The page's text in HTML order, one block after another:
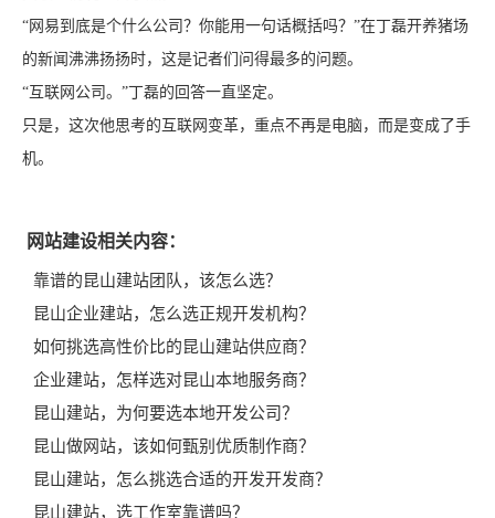
“网易到底是个什么公司？你能用一句话概括吗？”在丁磊开养猪场
的新闻沸沸扬扬时，这是记者们问得最多的问题。
“互联网公司。”丁磊的回答一直坚定。
只是，这次他思考的互联网变革，重点不再是电脑，而是变成了手
机。
网站建设相关内容：
靠谱的昆山建站团队，该怎么选？
昆山企业建站，怎么选正规开发机构？
如何挑选高性价比的昆山建站供应商？
企业建站，怎样选对昆山本地服务商？
昆山建站，为何要选本地开发公司？
昆山做网站，该如何甄别优质制作商？
昆山建站，怎么挑选合适的开发开发商？
昆山建站，选工作室靠谱吗？